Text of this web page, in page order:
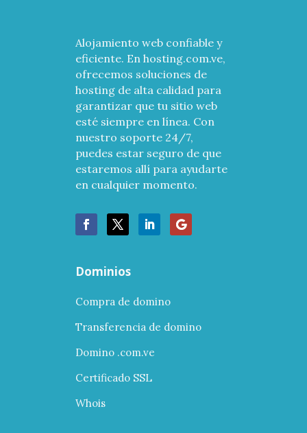
Alojamiento web confiable y
eficiente. En hosting.com.ve,
ofrecemos soluciones de
hosting de alta calidad para
garantizar que tu sitio web
esté siempre en línea. Con
nuestro soporte 24/7,
puedes estar seguro de que
estaremos allí para ayudarte
en cualquier momento.
Dominios
Compra de domino
Transferencia de domino
Domino .com.ve
Certificado SSL
Whois